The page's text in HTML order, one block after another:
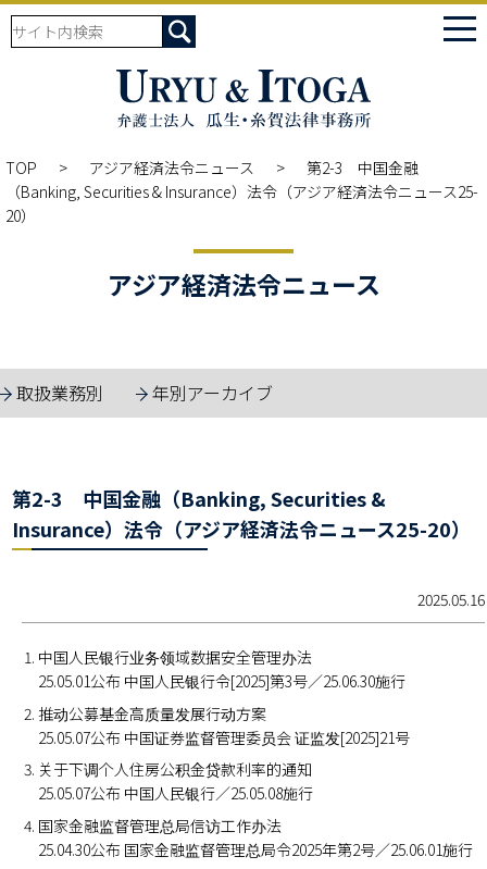
TOP アジア経済法令ニュース
第2-3 中国金融
（Banking, Securities & Insurance）法令（アジア経済法令ニュース25-
20）
アジア経済法令ニュース
取扱業務別 年別アーカイブ
第2-3 中国金融（Banking, Securities &
Insurance）法令（アジア経済法令ニュース25-20）
2025.05.16
中国人民银行业务领域数据安全管理办法
25.05.01公布 中国人民银行令[2025]第3号／25.06.30施行
推动公募基金高质量发展行动方案
25.05.07公布 中国证券监督管理委员会 证监发[2025]21号
关于下调个人住房公积金贷款利率的通知
25.05.07公布 中国人民银行／25.05.08施行
国家金融监督管理总局信访工作办法
25.04.30公布 国家金融监督管理总局令2025年第2号／25.06.01施行